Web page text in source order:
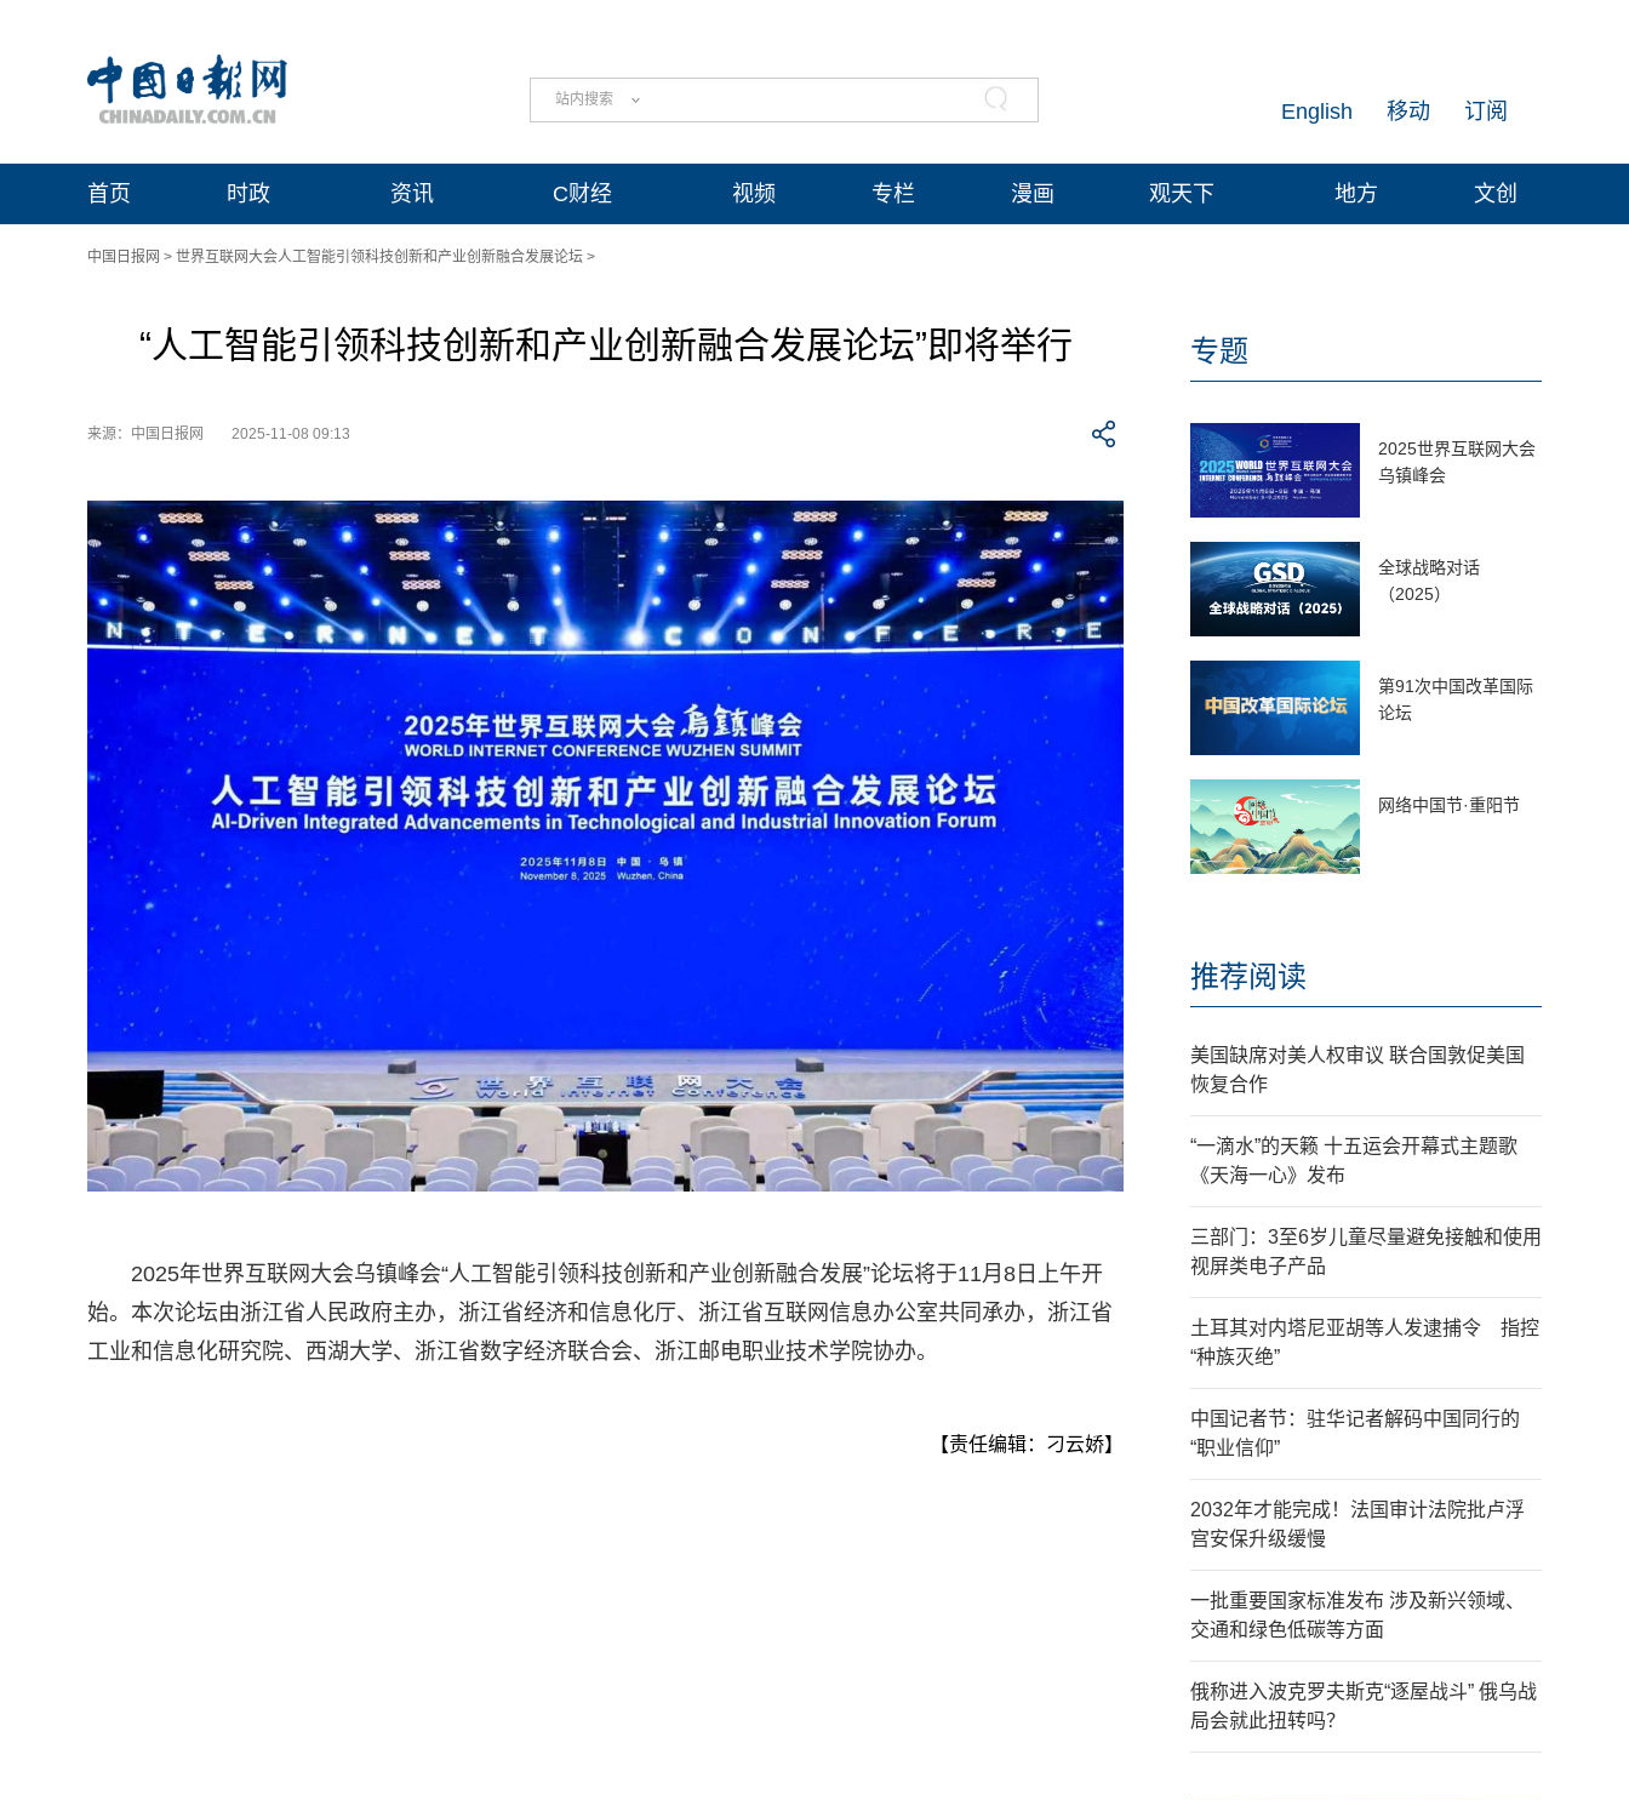
站内搜索 订阅
移动
English
首页 时政 资讯 C财经 视频 专栏 漫画 观天下 地方 文创
中国日报网 > 世界互联网大会人工智能引领科技创新和产业创新融合发展论坛 >
“人工智能引领科技创新和产业创新融合发展论坛”即将举行
来源：中国日报网 2025-11-08 09:13
2025年世界互联网大会乌镇峰会“人工智能引领科技创新和产业创新融合发展”论坛将于11月8日上午开
始。本次论坛由浙江省人民政府主办，浙江省经济和信息化厅、浙江省互联网信息办公室共同承办，浙江省
工业和信息化研究院、西湖大学、浙江省数字经济联合会、浙江邮电职业技术学院协办。
【责任编辑：刁云娇】
专题
2025世界互联网大会
乌镇峰会
全球战略对话
（2025）
第91次中国改革国际
论坛
网络中国节·重阳节
推荐阅读
美国缺席对美人权审议 联合国敦促美国
恢复合作
“一滴水”的天籁 十五运会开幕式主题歌
《天海一心》发布
三部门：3至6岁儿童尽量避免接触和使用
视屏类电子产品
土耳其对内塔尼亚胡等人发逮捕令 指控
“种族灭绝”
中国记者节：驻华记者解码中国同行的
“职业信仰”
2032年才能完成！法国审计法院批卢浮
宫安保升级缓慢
一批重要国家标准发布 涉及新兴领域、
交通和绿色低碳等方面
俄称进入波克罗夫斯克“逐屋战斗” 俄乌战
局会就此扭转吗？